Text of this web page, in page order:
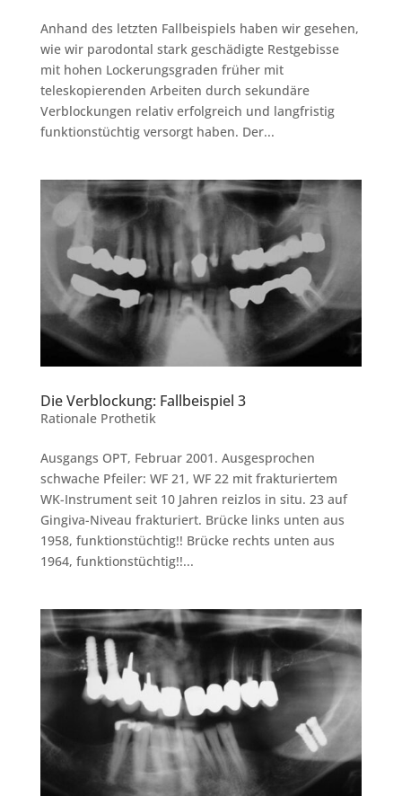
Anhand des letzten Fallbeispiels haben wir gesehen,
wie wir parodontal stark geschädigte Restgebisse
mit hohen Lockerungsgraden früher mit
teleskopierenden Arbeiten durch sekundäre
Verblockungen relativ erfolgreich und langfristig
funktionstüchtig versorgt haben. Der...
Die Verblockung: Fallbeispiel 3
Rationale Prothetik
Ausgangs OPT, Februar 2001. Ausgesprochen
schwache Pfeiler: WF 21, WF 22 mit frakturiertem
WK-Instrument seit 10 Jahren reizlos in situ. 23 auf
Gingiva-Niveau frakturiert. Brücke links unten aus
1958, funktionstüchtig!! Brücke rechts unten aus
1964, funktionstüchtig!!...